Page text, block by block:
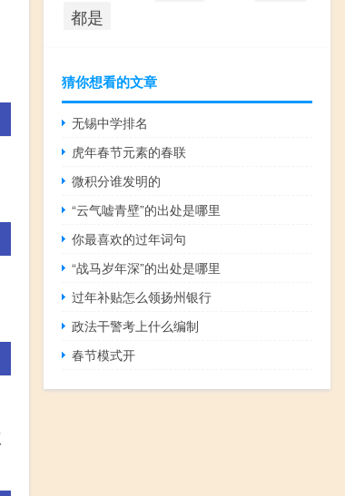
都是
猜你想看的文章
无锡中学排名
虎年春节元素的春联
微积分谁发明的
“云气嘘青壁”的出处是哪里
你最喜欢的过年词句
“战马岁年深”的出处是哪里
过年补贴怎么领扬州银行
政法干警考上什么编制
春节模式开